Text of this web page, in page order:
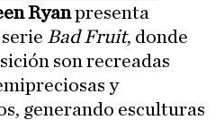
Ryanpresenta
Bad Fruit, donde
son recreadas
y
generando esculturas